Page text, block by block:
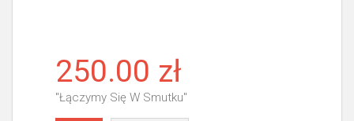
250.00 zł
"Łączymy Się W Smutku"